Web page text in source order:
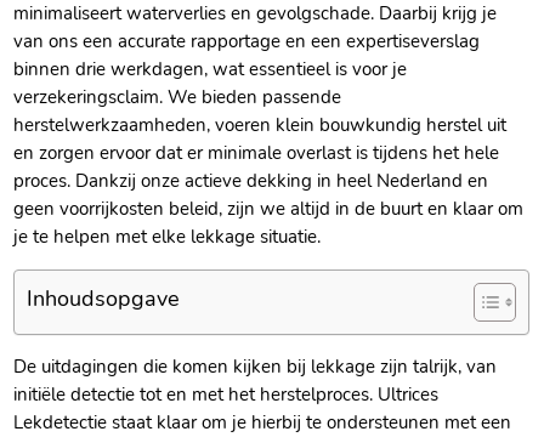
minimaliseert waterverlies en gevolgschade.​ Daarbij krijg je
van ons een accurate rapportage en een expertiseverslag
binnen drie werkdagen, wat essentieel is voor je
verzekeringsclaim.​ We bieden passende
herstelwerkzaamheden, voeren klein bouwkundig herstel uit
en zorgen ervoor dat er minimale overlast is tijdens het hele
proces.​ Dankzij onze actieve dekking in heel Nederland en
geen voorrijkosten beleid, zijn we altijd in de buurt en klaar om
je te helpen met elke lekkage situatie.​
Inhoudsopgave
De uitdagingen die komen kijken bij lekkage zijn talrijk, van
initiële detectie tot en met het herstelproces.​ Ultrices
Lekdetectie staat klaar om je hierbij te ondersteunen met een